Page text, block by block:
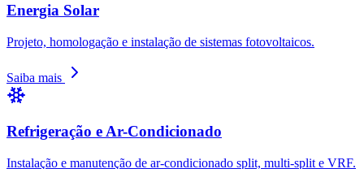
Energia Solar
Projeto, homologação e instalação de sistemas fotovoltaicos.
Saiba mais
Refrigeração e Ar-Condicionado
Instalação e manutenção de ar-condicionado split, multi-split e VRF.